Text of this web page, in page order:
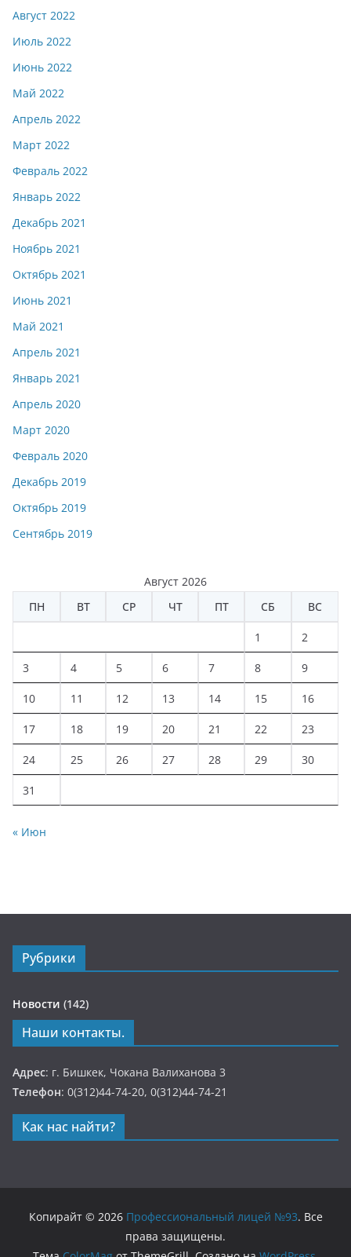
Август 2022
Июль 2022
Июнь 2022
Май 2022
Апрель 2022
Март 2022
Февраль 2022
Январь 2022
Декабрь 2021
Ноябрь 2021
Октябрь 2021
Июнь 2021
Май 2021
Апрель 2021
Январь 2021
Апрель 2020
Март 2020
Февраль 2020
Декабрь 2019
Октябрь 2019
Сентябрь 2019
Август 2026
ПН
ВТ СР ЧТ ПТ СБ ВС
1 2
3 4 5 6 7 8 9
10 11 12 13 14 15 16
17 18 19 20 21 22 23
24 25 26 27 28 29 30
31
« Июн
Рубрики
Новости (142)
Наши контакты.
Адрес: г. Бишкек, Чокана Валиханова 3
Телефон: 0(312)44-74-20, 0(312)44-74-21
Как нас найти?
Копирайт © 2026 Профессиональный лицей №93. Все
права защищены.